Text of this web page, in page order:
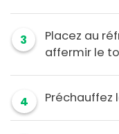
3
Placez au
affermir le
4 Préchauffez